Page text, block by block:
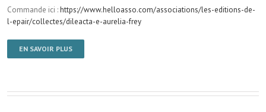
Commande ici :https://www.helloasso.com/associations/les-editions-de-
l-epair/collectes/dileacta-e-aurelia-frey
EN SAVOIR PLUS